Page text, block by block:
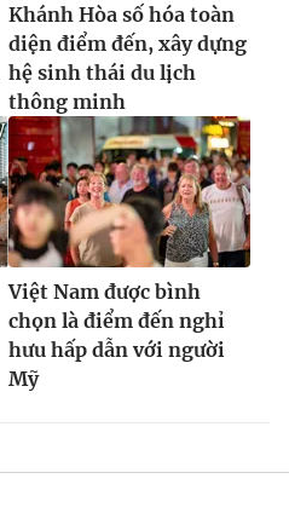
Khánh Hòa số hóa toàn
diện điểm đến, xây dựng
hệ sinh thái du lịch
thông minh
Việt Nam được bình
chọn là điểm đến nghỉ
hưu hấp dẫn với người
Mỹ